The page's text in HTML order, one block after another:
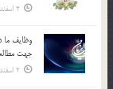
2 اسفند 96
وظايف ما
جهت
2 اسفند 96